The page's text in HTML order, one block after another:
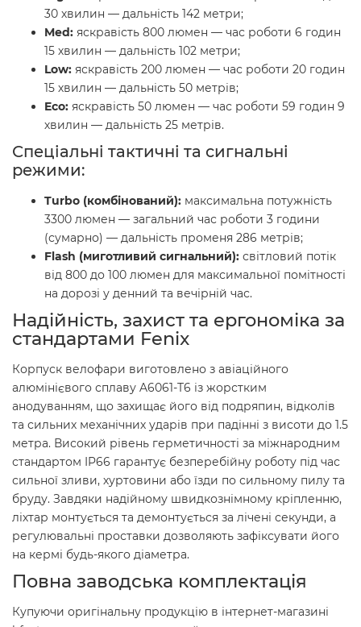
30 хвилин — дальність 142 метри;
Med: яскравість 800 люмен — час роботи 6 годин
15 хвилин — дальність 102 метри;
Low: яскравість 200 люмен — час роботи 20 годин
15 хвилин — дальність 50 метрів;
Eco: яскравість 50 люмен — час роботи 59 годин 9
хвилин — дальність 25 метрів.
Спеціальні тактичні та сигнальні
режими:
Turbo (комбінований): максимальна потужність
3300 люмен — загальний час роботи 3 години
(сумарно) — дальність променя 286 метрів;
Flash (миготливий сигнальний): світловий потік
від 800 до 100 люмен для максимальної помітності
на дорозі у денний та вечірній час.
Надійність, захист та ергономіка за
стандартами Fenix
Корпуск велофари виготовлено з авіаційного
алюмінієвого сплаву A6061-T6 із жорстким
анодуванням, що захищає його від подряпин, відколів
та сильних механічних ударів при падінні з висоти до 1.5
метра. Високий рівень герметичності за міжнародним
стандартом IP66 гарантує безперебійну роботу під час
сильної зливи, хуртовини або їзди по сильному пилу та
бруду. Завдяки надійному швидкознімному кріпленню,
ліхтар монтується та демонтується за лічені секунди, а
регулювальні проставки дозволяють зафіксувати його
на кермі будь-якого діаметра.
Повна заводська комплектація
Купуючи оригінальну продукцію в інтернет-магазині